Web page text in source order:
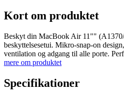
Kort om produktet
Beskyt din MacBook Air 11""
beskyttelsesetui. Mikro-snap-on
ventilation og adgang til alle porte.
mere om produktet
Specifikationer